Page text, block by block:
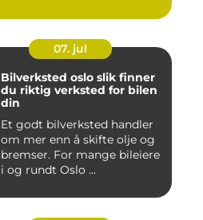
07. jul
Bilverksted oslo slik finner
du riktig verksted for bilen
din
Et godt bilverksted handler
om mer enn å skifte olje og
bremser. For mange bileiere
i og rundt Oslo ...